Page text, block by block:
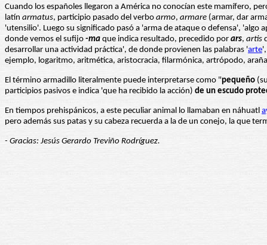
Cuando los españoles llegaron a América no conocían este mamífero,
latín armatus, participio pasado del verbo armo, armare (armar, dar
'utensilio'. Luego su significado pasó a 'arma de ataque o defensa',
donde vemos el sufijo -ma que indica resultado, precedido por ars, artis
desarrollar una actividad práctica', de donde provienen las palabras 'arte
ejemplo, logaritmo, aritmética, aristocracia, filarmónica, artrópodo,
El término armadillo literalmente puede interpretarse como "pequeño
participios pasivos e indica 'que ha recibido la acción) de un escudo
En tiempos prehispánicos, a este peculiar animal lo llamaban en náhuatl
pero además sus patas y su cabeza recuerda a la de un conejo, la que
- Gracias: Jesús Gerardo Treviño Rodríguez.